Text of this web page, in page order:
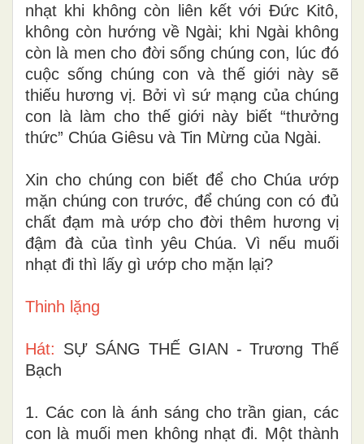
nhạt khi không còn liên kết với Đức Kitô,
không còn hướng về Ngài; khi Ngài không
còn là men cho đời sống chúng con, lúc đó
cuộc sống chúng con và thế giới này sẽ
thiếu hương vị. Bởi vì sứ mạng của chúng
con là làm cho thế giới này biết “thưởng
thức” Chúa Giêsu và Tin Mừng của Ngài.
Xin cho chúng con biết để cho Chúa ướp
mặn chúng con trước, để chúng con có đủ
chất đạm mà ướp cho đời thêm hương vị
đậm đà của tình yêu Chúa. Vì nếu muối
nhạt đi thì lấy gì ướp cho mặn lại?
Thinh lặng
Hát: SỰ SÁNG THẾ GIAN - Trương Thế
Bạch
1. Các con là ánh sáng cho trần gian, các
con là muối men không nhạt đi. Một thành